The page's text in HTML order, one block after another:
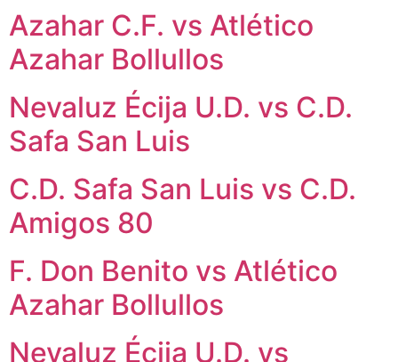
Azahar C.F. vs Atlético
Azahar Bollullos
Nevaluz Écija U.D. vs C.D.
Safa San Luis
C.D. Safa San Luis vs C.D.
Amigos 80
F. Don Benito vs Atlético
Azahar Bollullos
Nevaluz Écija U.D. vs